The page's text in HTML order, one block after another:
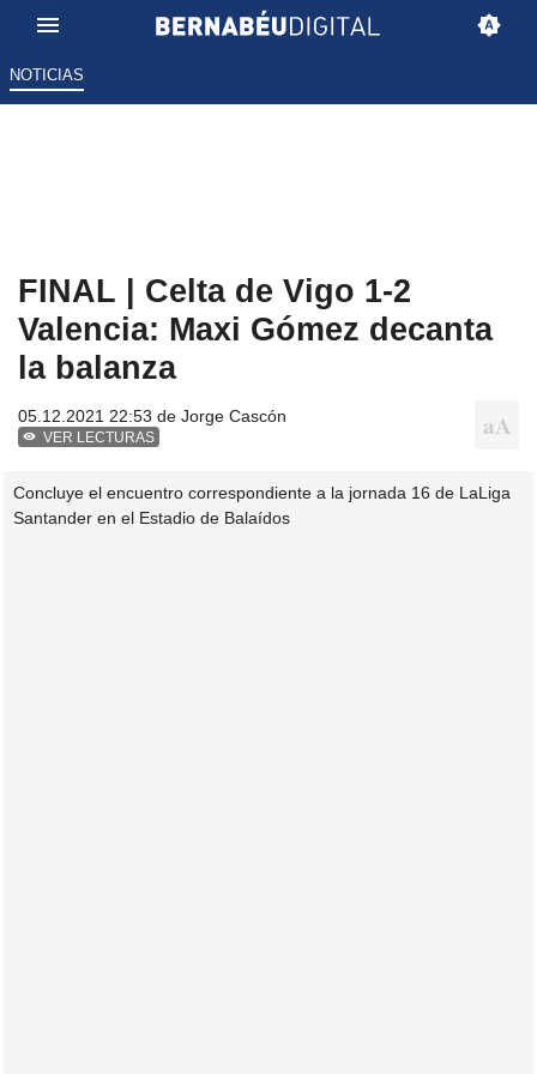
NOTICIAS
FINAL | Celta de Vigo 1-2
Valencia: Maxi Gómez decanta
la balanza
05.12.2021 22:53 de Jorge Cascón
VER LECTURAS
Concluye el encuentro correspondiente a la jornada 16 de LaLiga
Santander en el Estadio de Balaídos